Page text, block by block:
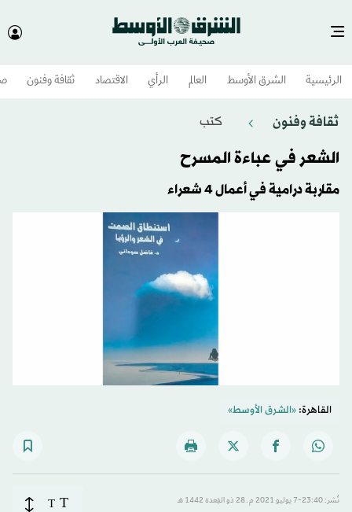
الرئيسية الشرق الأوسط​ العالم الرأي الاقتصاد ثقافة وفنون
ثقافة وفنون كتب
الشعر في عباءة المسرح
مقاربة درامية في أعمال 4 شعراء
القاهرة:«الشرق الأوسط»
نُشر: 23:40-7 يوليو 2021 م ـ 28 ذو القِعدة 1442 هـ T
T